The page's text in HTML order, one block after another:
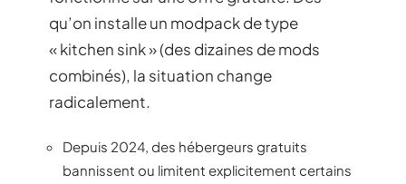
qu’on installe un modpack de type
« kitchen sink » (des dizaines de mods
combinés), la situation change
radicalement.
Depuis 2024, des hébergeurs gratuits
bannissent ou limitent explicitement certains